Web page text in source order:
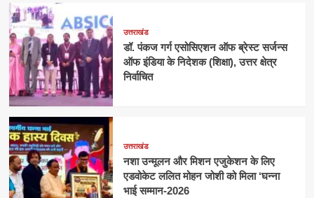
उत्तराखंड
डॉ. पंकज गर्ग एसोसिएशन ऑफ ब्रेस्ट सर्जन्स
ऑफ इंडिया के निदेशक (शिक्षा), उत्तर क्षेत्र
निर्वाचित
उत्तराखंड
नशा उन्मूलन और मिशन एजुकेशन के लिए
एडवोकेट ललित मोहन जोशी को मिला ‘घन्ना
भाई सम्मान-2026